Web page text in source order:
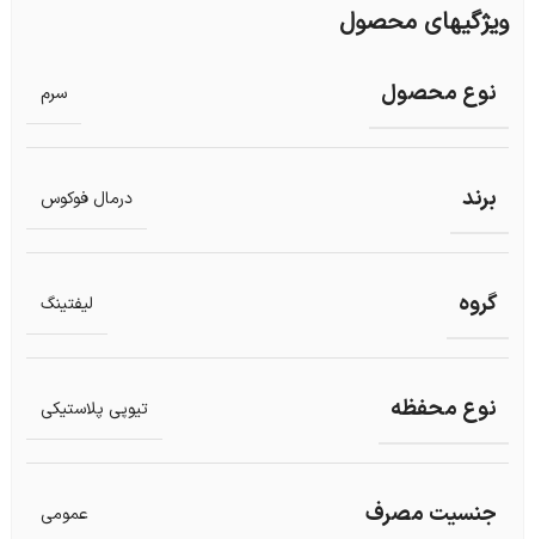
ویژگیهای محصول
نوع محصول سرم
برند درمال فوکوس
گروه لیفتینگ
نوع محفظه تیوپی پلاستیکی
جنسیت مصرف عمومی